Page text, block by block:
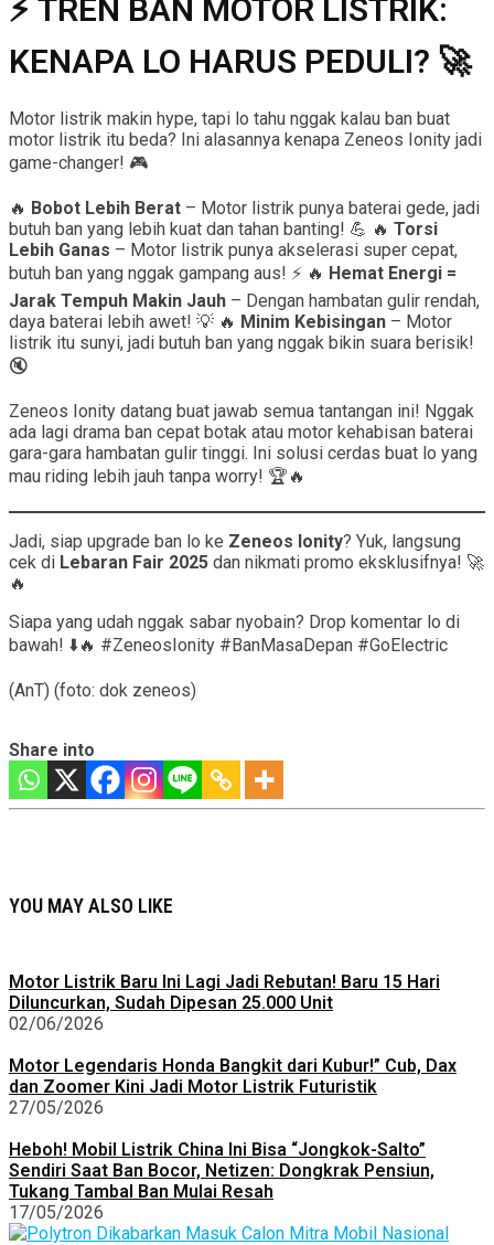
⚡ TREN BAN MOTOR LISTRIK:
KENAPA LO HARUS PEDULI? 🚀
Motor listrik makin hype, tapi lo tahu nggak kalau ban buat
motor listrik itu beda? Ini alasannya kenapa Zeneos Ionity jadi
game-changer! 🎮
🔥 Bobot Lebih Berat – Motor listrik punya baterai gede, jadi
butuh ban yang lebih kuat dan tahan banting! 💪 🔥 Torsi
Lebih Ganas – Motor listrik punya akselerasi super cepat,
butuh ban yang nggak gampang aus! ⚡ 🔥 Hemat Energi =
Jarak Tempuh Makin Jauh – Dengan hambatan gulir rendah,
daya baterai lebih awet! 💡 🔥 Minim Kebisingan – Motor
listrik itu sunyi, jadi butuh ban yang nggak bikin suara berisik!
🔇
Zeneos Ionity datang buat jawab semua tantangan ini! Nggak
ada lagi drama ban cepat botak atau motor kehabisan baterai
gara-gara hambatan gulir tinggi. Ini solusi cerdas buat lo yang
mau riding lebih jauh tanpa worry! 🏆🔥
Jadi, siap upgrade ban lo ke Zeneos Ionity? Yuk, langsung
cek di Lebaran Fair 2025 dan nikmati promo eksklusifnya! 🚀
🔥
Siapa yang udah nggak sabar nyobain? Drop komentar lo di
bawah! ⬇️🔥 #ZeneosIonity #BanMasaDepan #GoElectric
(AnT) (foto: dok zeneos)
Share into
YOU MAY ALSO LIKE
Motor Listrik Baru Ini Lagi Jadi Rebutan! Baru 15 Hari
Diluncurkan, Sudah Dipesan 25.000 Unit
02/06/2026
Motor Legendaris Honda Bangkit dari Kubur!” Cub, Dax
dan Zoomer Kini Jadi Motor Listrik Futuristik
27/05/2026
Heboh! Mobil Listrik China Ini Bisa “Jongkok-Salto”
Sendiri Saat Ban Bocor, Netizen: Dongkrak Pensiun,
Tukang Tambal Ban Mulai Resah
17/05/2026